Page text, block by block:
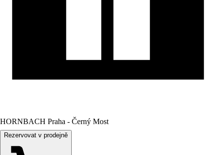
HORNBACH Praha - Černý Most
Rezervovat v prodejně